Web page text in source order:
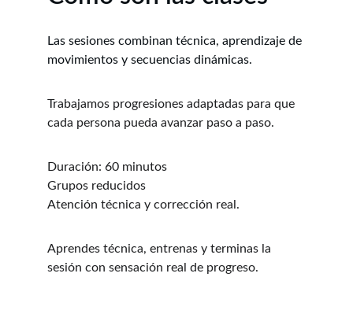
Las sesiones combinan técnica, aprendizaje de
movimientos y secuencias dinámicas.
Trabajamos progresiones adaptadas para que
cada persona pueda avanzar paso a paso.
Duración: 60 minutos
Grupos reducidos
Atención técnica y corrección real.
Aprendes técnica, entrenas y terminas la
sesión con sensación real de progreso.